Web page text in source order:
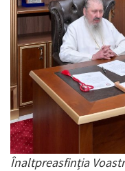
Înaltpreasfinția